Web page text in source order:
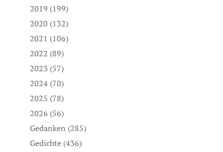
2019 (199)
2020 (132)
2021 (106)
2022 (89)
2023 (57)
2024(70)
2025 (78)
2026 (56)
Gedanken (285)
Gedichte(436)